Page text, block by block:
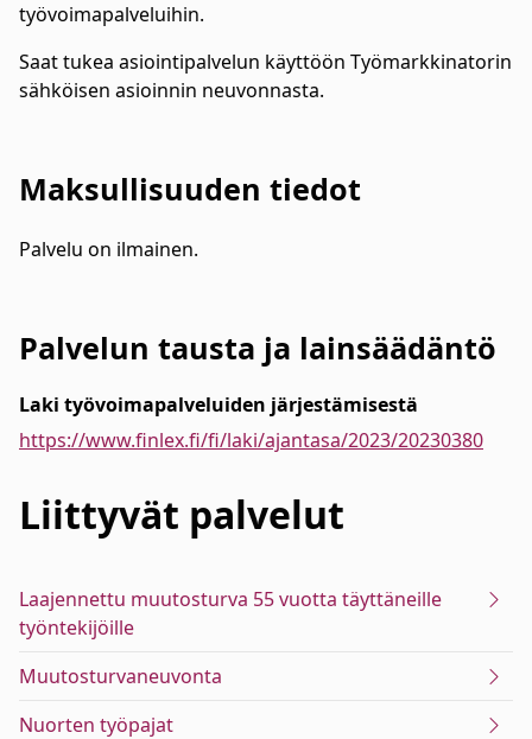
työvoimapalveluihin.
Saat tukea asiointipalvelun käyttöön Työmarkkinatorin
sähköisen asioinnin neuvonnasta.
Maksullisuuden tiedot
Palvelu on ilmainen.
Palvelun tausta ja lainsäädäntö
Laki työvoimapalveluiden järjestämisestä
https://www.finlex.fi/fi/laki/ajantasa/2023/20230380
Liittyvät palvelut
Laajennettu muutosturva 55 vuotta täyttäneille
työntekijöille
Muutosturvaneuvonta
Nuorten työpajat